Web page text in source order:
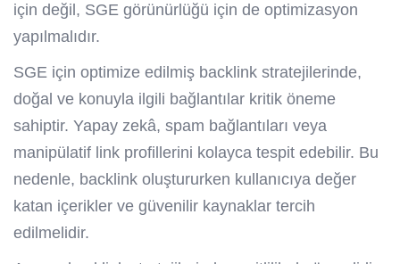
için değil, SGE görünürlüğü için de optimizasyon
yapılmalıdır.
SGE için optimize edilmiş backlink stratejilerinde,
doğal ve konuyla ilgili bağlantılar kritik öneme
sahiptir. Yapay zekâ, spam bağlantıları veya
manipülatif link profillerini kolayca tespit edebilir. Bu
nedenle, backlink oluştururken kullanıcıya değer
katan içerikler ve güvenilir kaynaklar tercih
edilmelidir.